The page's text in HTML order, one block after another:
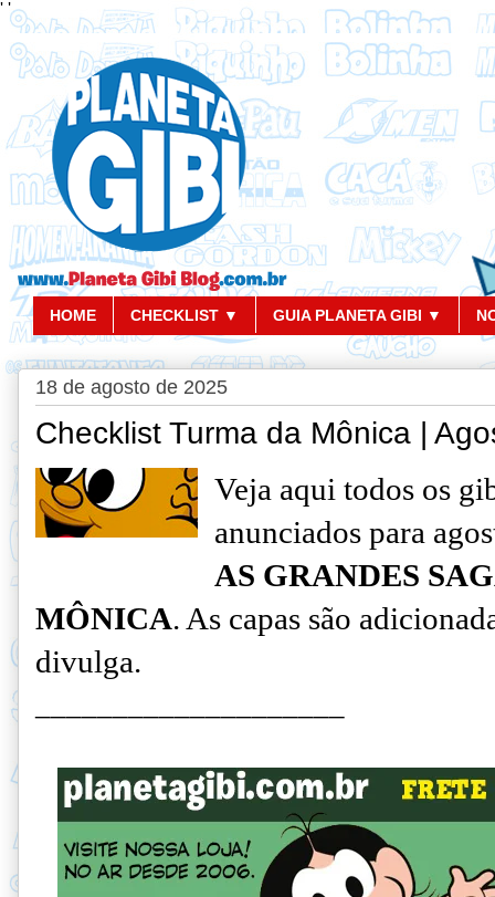
' '
HOME CHECKLIST ▼ GUIA PLANETA GIBI ▼
18 de agosto de 2025
Checklist Turma da Mônica |
Veja aqui todos os
anunciados para
AS GRANDES
MÔNICA. As capas são
divulga.